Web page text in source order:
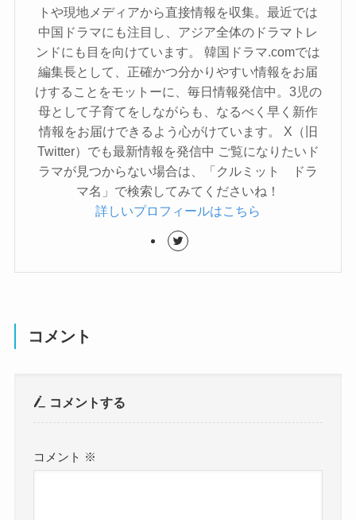
トや現地メディアから直接情報を収集。最近では
中国ドラマにも注目し、アジア全体のドラマトレ
ンドにも目を向けています。 韓国ドラマ.comでは
編集長として、正確かつ分かりやすい情報をお届
けすることをモットーに、毎日情報発信中。3児の
母として子育てをしながらも、なるべく早く新作
情報をお届けできるよう心がけています。 X（旧
Twitter）でも最新情報を発信中 ご覧になりたいド
ラマが見つからない場合は、「クルミット ドラ
マ名」で検索してみてくださいね！
詳しいプロフィールはこちら
コメント
コメントする
コメント ※